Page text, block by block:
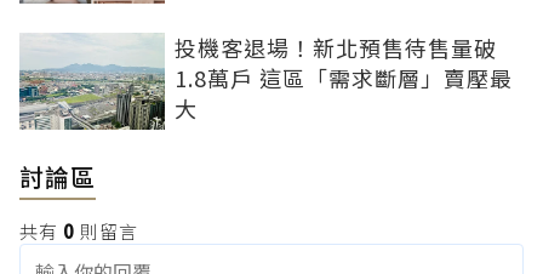
投機客退場！新北預售待售量破
1.8萬戶 這區「需求斷層」賣壓最
大
討論區
共有 0 則留言